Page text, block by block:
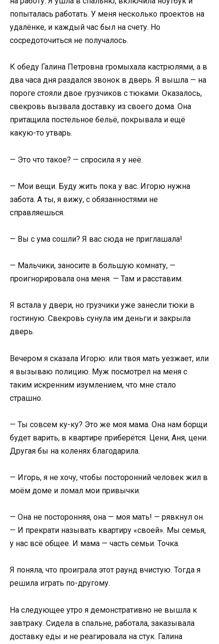
попыталась работать. У меня несколько проектов на
удалёнке, и каждый час был на счету. Но
сосредоточиться не получалось.
К обеду Галина Петровна громыхала кастрюлями, а в
два часа дня раздался звонок в дверь. Я вышла — на
пороге стояли двое грузчиков с тюками. Оказалось,
свекровь вызвала доставку из своего дома. Она
притащила постельное бельё, покрывала и ещё
какую-то утварь.
— Это что такое? — спросила я у неё.
— Мои вещи. Буду жить пока у вас. Игорю нужна
забота. А ты, я вижу, с обязанностями не
справляешься.
— Вы с ума сошли? Я вас сюда не приглашала!
— Мальчики, заносите в большую комнату, —
проигнорировала она меня. — Там и расставим.
Я встала у двери, но грузчики уже занесли тюки в
гостиную. Свекровь сунула им деньги и закрыла
дверь.
Вечером я сказала Игорю: или твоя мать уезжает, или
я вызываю полицию. Муж посмотрел на меня с
таким искренним изумлением, что мне стало
страшно.
— Ты совсем ку-ку? Это же моя мама. Она нам борщи
будет варить, в квартире приберётся. Цени, Аня, цени.
Другая бы на коленях благодарила.
— Игорь, я не хочу, чтобы посторонний человек жил в
моём доме и ломал мои привычки.
— Она не посторонняя, она — моя мать! — рявкнул он.
— И прекрати называть квартиру «своей». Мы семья,
у нас всё общее. И мама — часть семьи. Точка.
Я поняла, что проиграла этот раунд вчистую. Тогда я
решила играть по-другому.
На следующее утро я демонстративно не вышла к
завтраку. Сидела в спальне, работала, заказывала
доставку еды и не реагировала на стук. Галина